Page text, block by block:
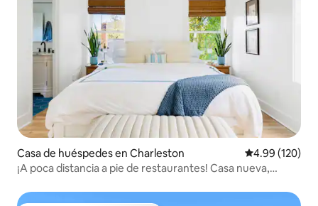
Casa de huéspedes en Charleston Calificación
4.99 (120)
¡A poca distancia a pie de restaurantes! Casa nueva,